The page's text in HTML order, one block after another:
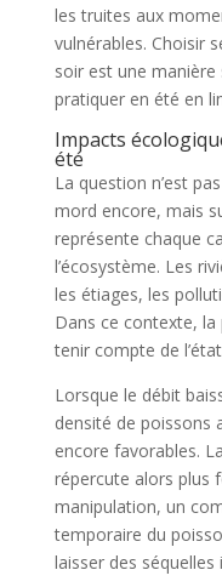
les truites aux
vulnérables. Choisir
soir est une
pratiquer en été en
Impacts
été
La question n’est
mord encore, mais
représente chaque
l’écosystème. Les
les étiages, les
Dans ce contexte,
tenir compte de
Lorsque le débit
densité de poissons
encore favorables.
répercute alors plus
manipulation, un
temporaire du
laisser des séquelles